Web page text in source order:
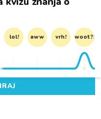
lol! aww vrh! woot?!